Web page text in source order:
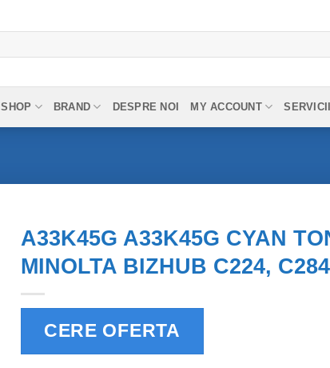
SHOP BRAND DESPRE NOI MY ACCOUNT SERVICII
A33K45G A33K45G CYAN
MINOLTA BIZHUB C224,
CERE OFERTA